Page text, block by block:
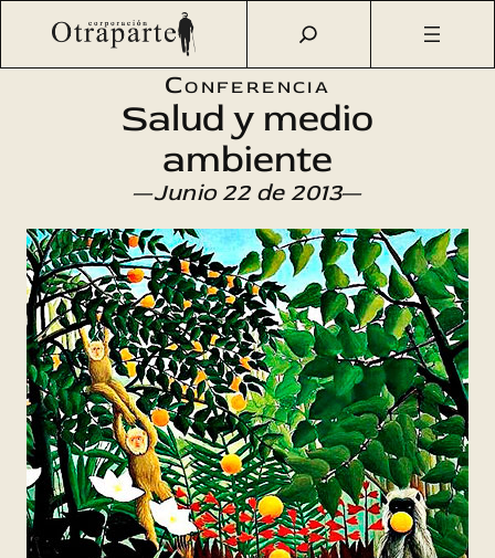
Saltar
Otraparte.org/Agenda Cultural Ciencia
Salud y medio
Conferencia
Salud y medio
ambiente
—Junio 22 de 2013—